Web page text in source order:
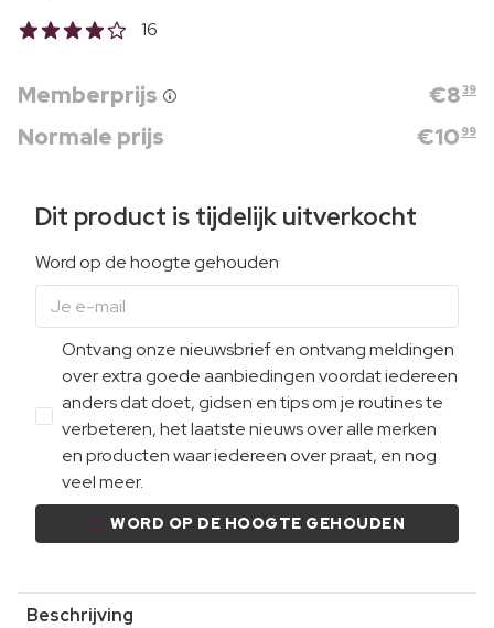
16
Memberprijs €839
Normale prijs €10 99
Dit product is tijdelijk uitverkocht
Word op de hoogte gehouden
Ontvang onze nieuwsbrief en ontvang meldingen
over extra goede aanbiedingen voordat iedereen
anders dat doet, gidsen en tips om je routines te
verbeteren, het laatste nieuws over alle merken
en producten waar iedereen over praat, en nog
veel meer.
WORD OP DE HOOGTE GEHOUDEN
Beschrijving